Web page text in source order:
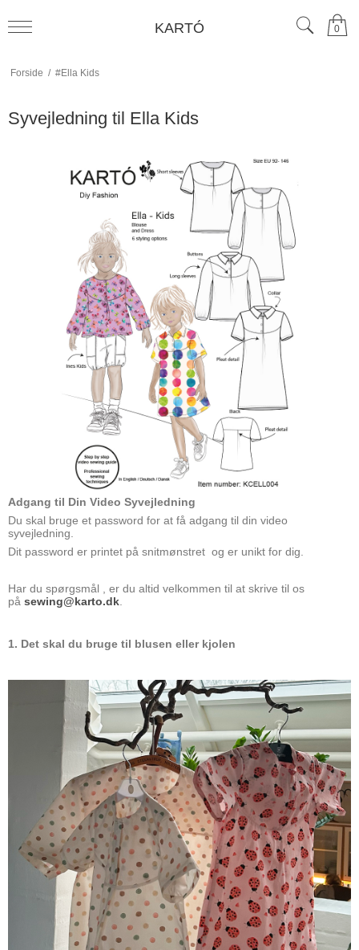
KARTÓ 0
Forside / #Ella Kids
Syvejledning til Ella Kids
Adgang til Din Video Syvejledning
Du skal bruge et password for at få adgang til din video
syvejledning.
Dit password er printet på snitmønstret og er unikt for dig.
Har du spørgsmål , er du altid velkommen til at skrive til os
på sewing@karto.dk
1. Det skal du bruge til blusen eller kjolen